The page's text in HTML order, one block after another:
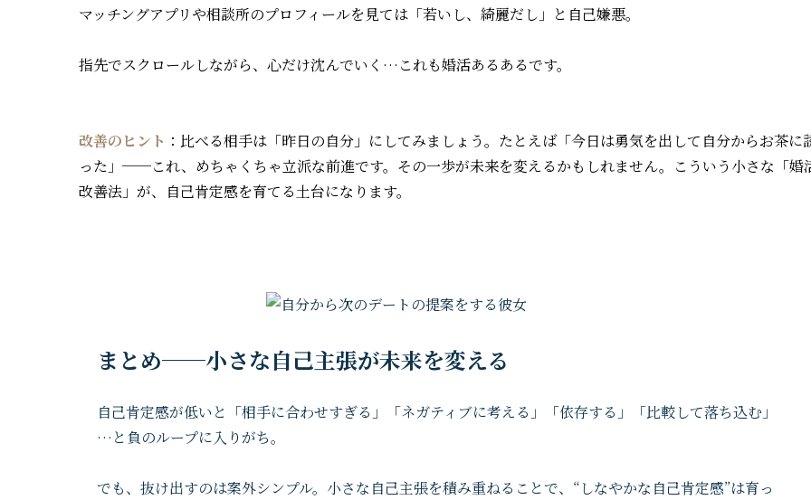
マッチングアプリや相談所のプロフィールを見ては「若いし、綺麗だし」と自己嫌悪。
指先でスクロールしながら、心だけ沈んでいく…これも婚活あるあるです。
改善のヒント ：比べる相手は「昨日の自分」にしてみましょう。たとえば「今日は勇気を出して自分からお茶に
った」──これ、めちゃくちゃ立派な前進です。その一歩が未来を変えるかもしれません。こういう小さな「婚
改善法」が、自己肯定感を育てる土台になります。
まとめ──小さな自己主張が未来を変える
自己肯定感が低いと「相手に合わせすぎる」「ネガティブに考える」「依存する」「比較して落ち込む」
…と負のループに入りがち。
でも、抜け出すのは案外シンプル。小さな自己主張を積み重ねることで、“しなやかな自己肯定感”は育っ